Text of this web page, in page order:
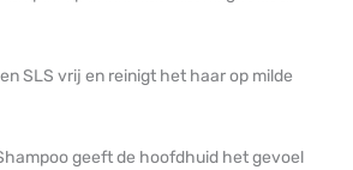
SLS vrij en reinigt het haar op milde
geeft de hoofdhuid het gevoel